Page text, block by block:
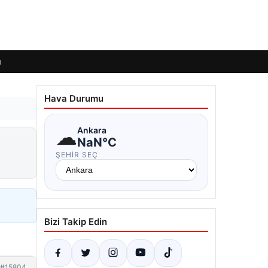
Hava Durumu
☁Ankara
NaN°C
ŞEHIR SEÇ
Bizi Takip Edin